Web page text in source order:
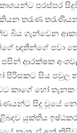
පරස්පර
කියන තරැණ
බිය ගැන්වෙන
ඥාතීන්ගේ පවා
ආරක්ෂක
පිරිසකට සිය පවුල
කාගේ හෝ
සිදු වූයේ
යුක්තිය